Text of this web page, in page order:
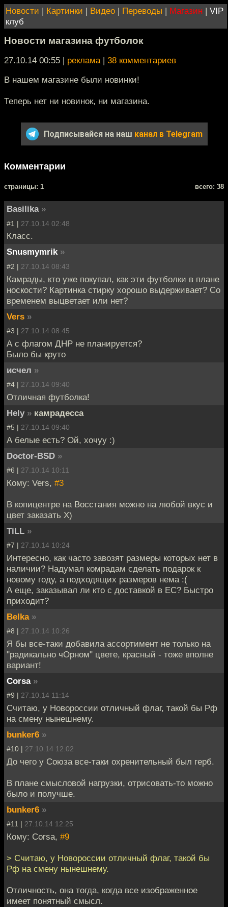
Новости | Картинки | Видео | Переводы | Магазин | VIP
клуб
Новости магазина футболок
27.10.14 00:55 | реклама| 38 комментариев
В нашем магазине были новинки!
Теперь нет ни новинок, ни магазина.
Подписывайся на наш канал в Telegram
Комментарии
cтраницы: 1 всего: 38
Basilika »
#1 | 27.10.14 02:48
Класс.
Snusmymrik »
#2 | 27.10.14 08:43
Камрады, кто уже покупал, как эти футболки в плане
носкости? Картинка стирку хорошо выдерживает? Со
временем выцветает или нет?
Vers »
#3 | 27.10.14 08:45
А с флагом ДНР не планируется?
Было бы круто
исчел »
#4 | 27.10.14 09:40
Отличная футболка!
Hely » камрадесса
#5 | 27.10.14 09:40
А белые есть? Ой, хочуу :)
Doctor-BSD »
#6 | 27.10.14 10:11
Кому: Vers, #3
В копицентре на Восстания можно на любой вкус и
цвет заказать Х)
TiLL »
#7 | 27.10.14 10:24
Интересно, как часто завозят размеры которых нет в
наличии? Надумал комрадам сделать подарок к
новому году, а подходящих размеров нема :(
А еще, заказывал ли кто с доставкой в ЕС? Быстро
приходит?
Belka »
#8 | 27.10.14 10:26
Я бы все-таки добавила ассортимент не только на
"радикально чОрном" цвете, красный - тоже вполне
вариант!
Corsa »
#9 | 27.10.14 11:14
Считаю, у Новороссии отличный флаг, такой бы Рф
на смену нынешнему.
bunker6 »
#10 | 27.10.14 12:02
До чего у Союза все-таки охренительный был герб.
В плане смысловой нагрузки, отрисовать-то можно
было и получше.
bunker6 »
#11 | 27.10.14 12:25
Кому: Corsa, #9
> Считаю, у Новороссии отличный флаг, такой бы
Рф на смену нынешнему.
Отличность, она тогда, когда все изображенное
имеет понятный смысл.